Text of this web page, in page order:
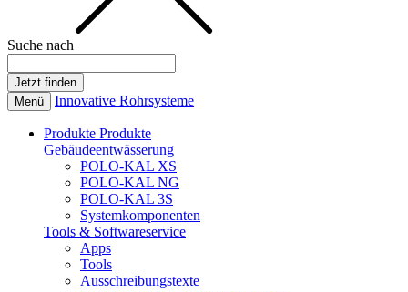
Suche nach
Menü Innovative Rohrsysteme
Produkte Produkte
Gebäudeentwässerung
POLO-KAL XS
POLO-KAL NG
POLO-KAL 3S
Systemkomponenten
Tools & Softwareservice
Apps
Tools
Ausschreibungstexte